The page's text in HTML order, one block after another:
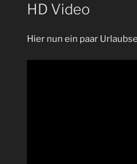
HD Video
Hier nun ein paar